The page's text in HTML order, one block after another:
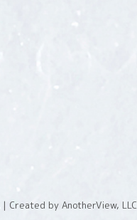
| Created byAnotherView, LLC